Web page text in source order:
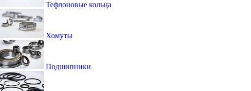
Тефлоновые кольца
Хомуты
Подшипники